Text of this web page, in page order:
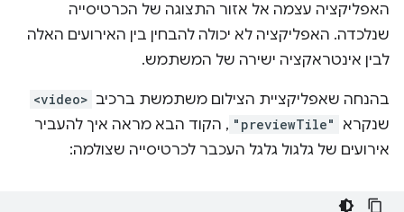
האפליקציה עצמה אל אזור התצוגה של הכרטיסייה
שנלכדה. האפליקציה לא יכולה להבחין בין האירועים האלה
לבין אינטראקציה ישירה של המשתמש.
בהנחה שאפליקציית הצילום משתמשת ברכיב <video>
שנקרא "previewTile" , הקוד הבא מראה איך להעביר
אירועים של גלגול גלגל העכבר לכרטיסייה שצולמה: